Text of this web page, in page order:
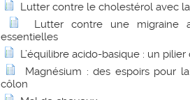
Lutter contre le cholestérol avec
Lutter contre une migraine
essentielles
L’équilibre acido-basique : un
Magnésium : des espoirs pour
côlon